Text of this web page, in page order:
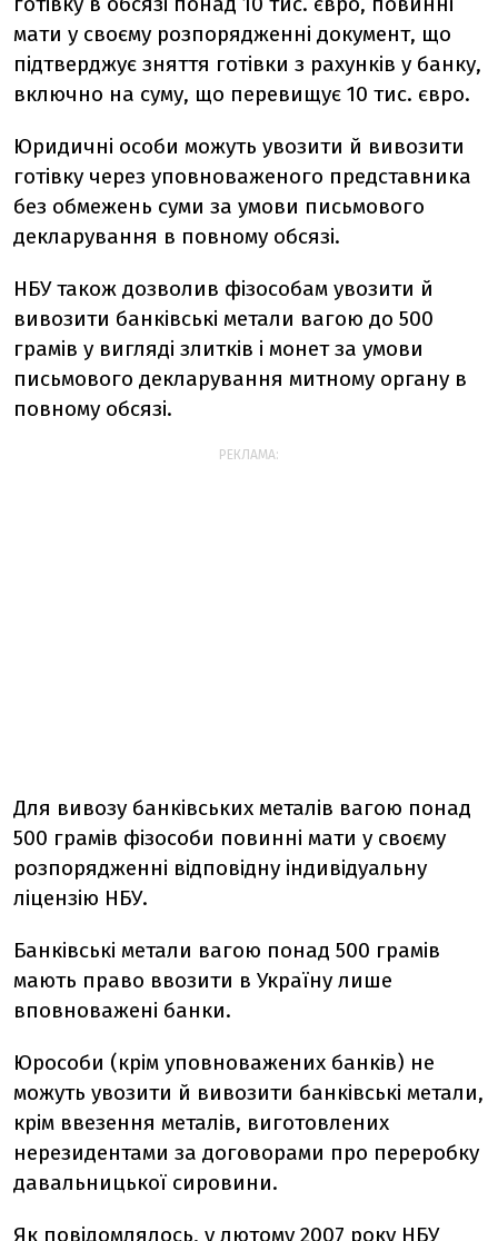
мати у своєму розпорядженні документ, що
підтверджує зняття готівки з рахунків у банку,
включно на суму, що перевищує 10 тис. євро.
Юридичні особи можуть увозити й вивозити
готівку через уповноваженого представника
без обмежень суми за умови письмового
декларування в повному обсязі.
НБУ також дозволив фізособам увозити й
вивозити банківські метали вагою до 500
грамів у вигляді злитків і монет за умови
письмового декларування митному органу в
повному обсязі.
РЕКЛАМА:
Для вивозу банківських металів вагою понад
500 грамів фізособи повинні мати у своєму
розпорядженні відповідну індивідуальну
ліцензію НБУ.
Банківські метали вагою понад 500 грамів
мають право ввозити в Україну лише
вповноважені банки.
Юрособи (крім уповноважених банків) не
можуть увозити й вивозити банківські метали,
крім ввезення металів, виготовлених
нерезидентами за договорами про переробку
давальницької сировини.
Як повідомлялось, у лютому 2007 року НБУ